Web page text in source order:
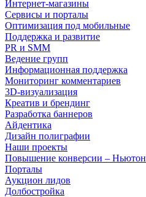
Интернет-магазины
Сервисы и порталы
Оптимизация под мобильные
Поддержка и развитие
PR и SMM
Ведение групп
Информационная поддержка
Мониторинг комментариев
3D-визуализация
Креатив и брендинг
Разработка баннеров
Айдентика
Дизайн полиграфии
Наши проекты
Повышение конверсии – Ньютон
Порталы
Аукцион лидов
Долбостройка